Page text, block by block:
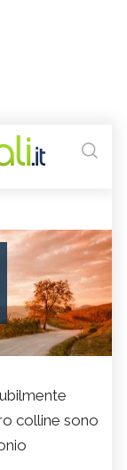
colline sono